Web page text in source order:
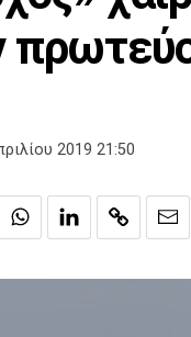
2019 21:50